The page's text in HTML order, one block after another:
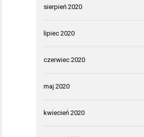
sierpień 2020
lipiec 2020
czerwiec 2020
maj 2020
kwiecień 2020